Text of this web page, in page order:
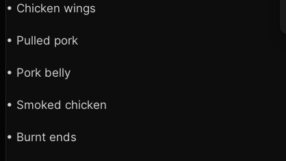
• Chicken wings
• Pulled pork
• Pork belly
• Smoked chicken
• Burnt ends